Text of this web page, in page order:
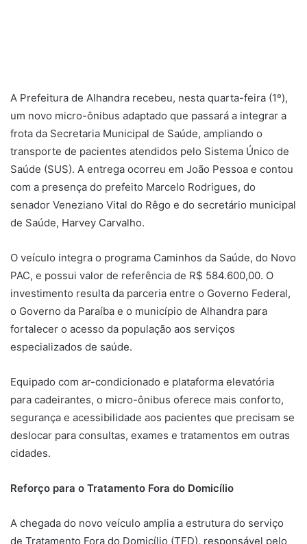
A Prefeitura de Alhandra recebeu, nesta quarta-feira (1º),
um novo micro-ônibus adaptado que passará a integrar a
frota da Secretaria Municipal de Saúde, ampliando o
transporte de pacientes atendidos pelo Sistema Único de
Saúde (SUS). A entrega ocorreu em João Pessoa e contou
com a presença do prefeito Marcelo Rodrigues, do
senador Veneziano Vital do Rêgo e do secretário municipal
de Saúde, Harvey Carvalho.
O veículo integra o programa Caminhos da Saúde, do Novo
PAC, e possui valor de referência de R$ 584.600,00. O
investimento resulta da parceria entre o Governo Federal,
o Governo da Paraíba e o município de Alhandra para
fortalecer o acesso da população aos serviços
especializados de saúde.
Equipado com ar-condicionado e plataforma elevatória
para cadeirantes, o micro-ônibus oferece mais conforto,
segurança e acessibilidade aos pacientes que precisam se
deslocar para consultas, exames e tratamentos em outras
cidades.
Reforço para o Tratamento Fora do Domicílio
A chegada do novo veículo amplia a estrutura do serviço
de Tratamento Fora do Domicílio (TFD), responsável pelo